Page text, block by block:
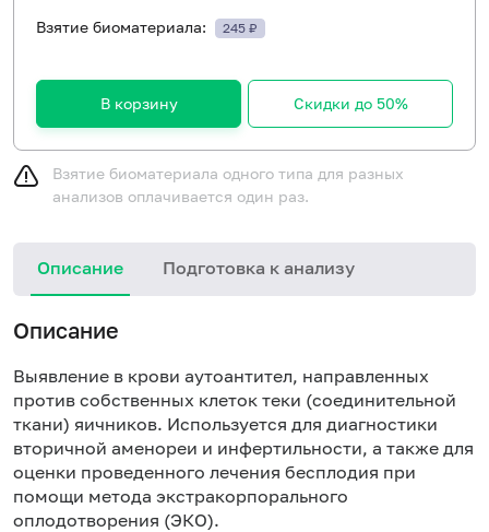
Взятие биоматериала: 245 ₽
В корзину Скидки до 50%
Взятие биоматериала одного типа для разных
анализов оплачивается один раз.
Описание Подготовка к анализу
Описание
Выявление в крови аутоантител, направленных
против собственных клеток теки (соединительной
ткани) яичников. Используется для диагностики
вторичной аменореи и инфертильности, а также для
оценки проведенного лечения бесплодия при
помощи метода экстракорпорального
оплодотворения (ЭКО).